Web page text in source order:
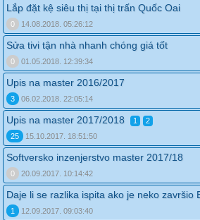
Lắp đặt kệ siêu thị tại thị trấn Quốc Oai
0 14.08.2018. 05:26:12
Sửa tivi tận nhà nhanh chóng giá tốt
0 01.05.2018. 12:39:34
Upis na master 2016/2017
3 06.02.2018. 22:05:14
Upis na master 2017/2018 1
2
25
15.10.2017. 18:51:50
Softversko inzenjerstvo master 2017/18
0 20.09.2017. 10:14:42
Daje li se razlika ispita ako je neko završio
1 12.09.2017. 09:03:40